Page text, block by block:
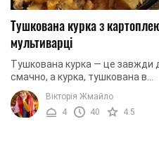
Тушкована курка з
мультиварці
Тушкована курка — це завжди
смачно, а курка, тушкована в
мультиварці — це ще й дуже
Ми пропонуємо вашій увазі
курки, тушкованої в ...
Вікторія Жмайло
4
40 4.5